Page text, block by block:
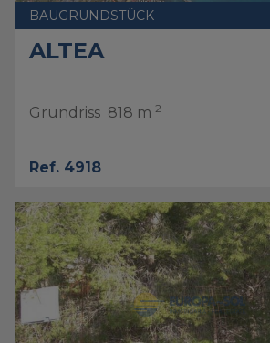
BAUGRUNDSTÜCK
ALTEA
Grundriss 818 m 2
Ref. 4918